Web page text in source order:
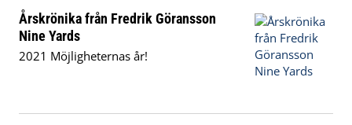
Årskrönika från Fredrik Göransson
Nine Yards
2021 Möjligheternas år!